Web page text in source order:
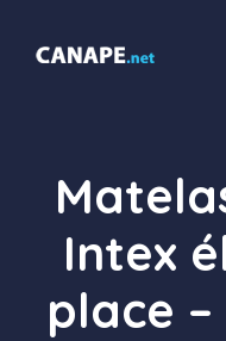
contenu
Intex
place –